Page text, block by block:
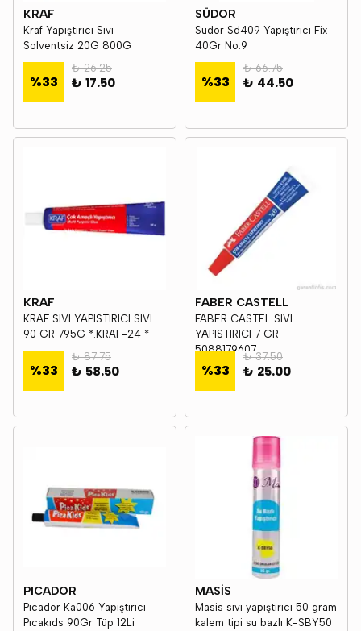
KRAF
Kraf Yapıştırıcı Sıvı
Solventsiz 20G 800G
%33
₺ 26.25
₺ 17.50
SÜDOR
Südor Sd409 Yapıştırıcı Fix
40Gr No:9
%33
₺ 66.75
₺ 44.50
KRAF
KRAF SIVI YAPISTIRICI SIVI
90 GR 795G *.KRAF-24 *
%33
₺ 87.75
₺ 58.50
FABER CASTELL
FABER CASTEL SIVI
YAPISTIRICI 7 GR
5088179607
%33
₺ 37.50
₺ 25.00
PICADOR
Pıcador Ka006 Yapıştırıcı
Pıcakıds 90Gr Tüp 12Li
MASİS
Masis sıvı yapıştırıcı 50 gram
kalem tipi su bazlı K-SBY50